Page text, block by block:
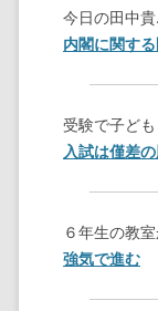
今日の田中
内閣に関す
受験で子ど
入試は僅差
６年生の教
強気で進む